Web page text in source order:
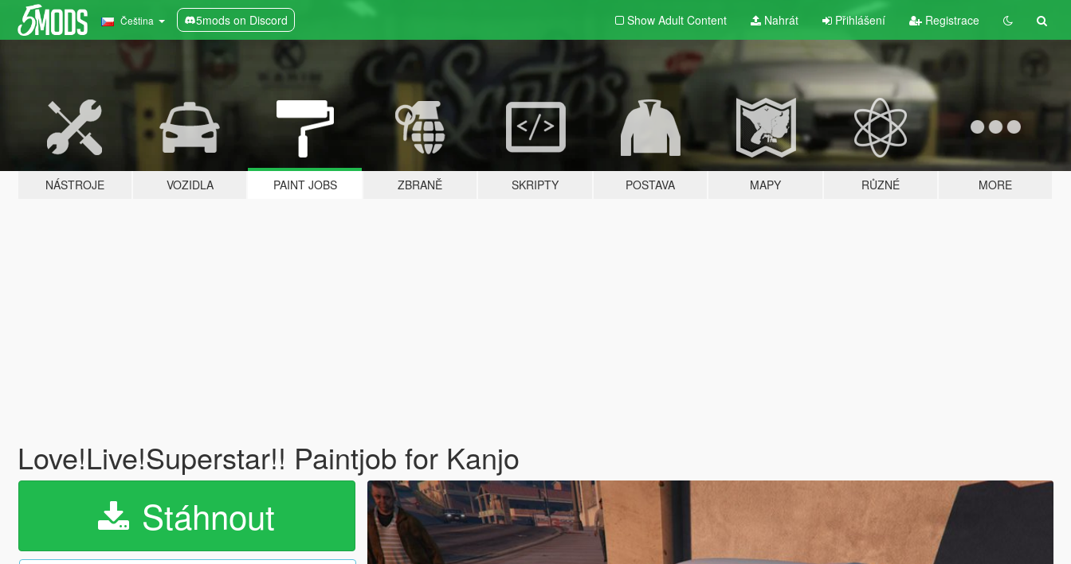
Čeština 5mods on Discord Show Adult Content Nahrát Přihlášení Registrace
NÁSTROJE VOZIDLA PAINT JOBS ZBRANĚ SKRIPTY POSTAVA MAPY RŮZNÉ MORE
Love!Live!Superstar!! Paintjob for Kanjo
Stáhnout